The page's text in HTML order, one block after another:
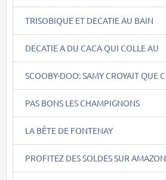
TRISOBIQUE ET DECATIE AU BAIN
DECATIE A DU CACA QUI COLLE AU
SCOOBY-DOO: SAMY CROYAIT QUE C
PAS BONS LES CHAMPIGNONS
LA BÊTE DE FONTENAY
PROFITEZ DES SOLDES SUR AMAZON